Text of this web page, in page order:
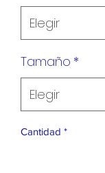
Tamaño *
Cantidad *